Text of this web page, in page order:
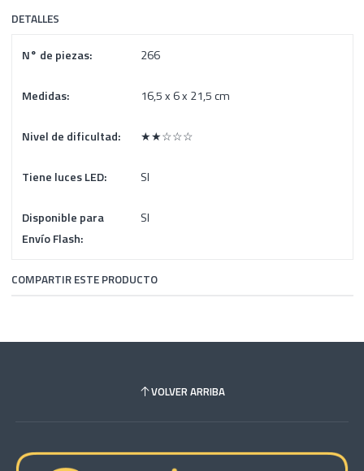
DETALLES
N° de piezas: 266
Medidas: 16,5 x 6 x 21,5 cm
Nivel de dificultad: ★★☆☆☆
Tiene luces LED: SI
Disponible para
Envío Flash:
SI
COMPARTIR ESTE PRODUCTO
VOLVER ARRIBA